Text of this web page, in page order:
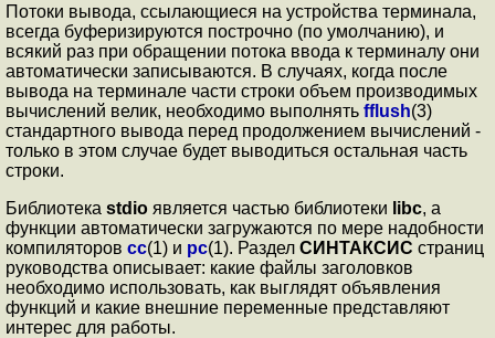
Потоки вывода, ссылающиеся на устройства терминала,
всегда буферизируются построчно (по умолчанию), и
всякий раз при обращении потока ввода к терминалу они
автоматически записываются. В случаях, когда после
вывода на терминале части строки объем производимых
вычислений велик, необходимо выполнять fflush(3)
стандартного вывода перед продолжением вычислений -
только в этом случае будет выводиться остальная часть
строки.
Библиотека stdio является частью библиотеки libc, а
функции автоматически загружаются по мере надобности
компиляторов cc(1) и pc(1). Раздел СИНТАКСИС страниц
руководства описывает: какие файлы заголовков
необходимо использовать, как выглядят объявления
функций и какие внешние переменные представляют
интерес для работы.